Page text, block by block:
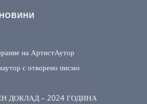
на АртистАутор
с отворено писмо
ДОКЛАД – 2024 ГОДИНА